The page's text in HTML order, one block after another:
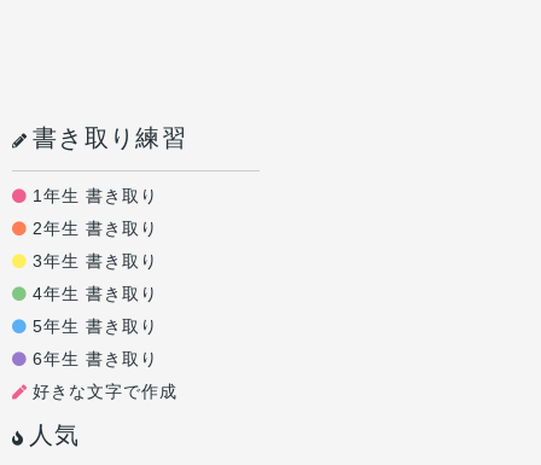
書き取り練習
1年生 書き取り
2年生 書き取り
3年生 書き取り
4年生 書き取り
5年生 書き取り
6年生 書き取り
好きな文字で作成
人気